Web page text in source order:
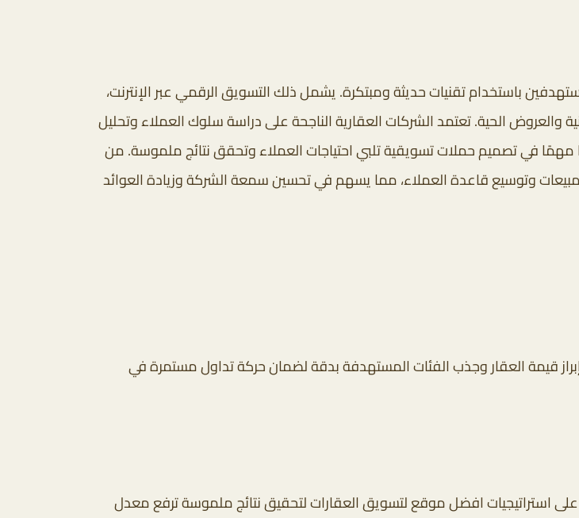
باستخدام تقنيات حديثة ومبتكرة. يشمل ذلك التسويق الرقمي عبر الإنترنت،
والعروض الحية. تعتمد الشركات العقارية الناجحة على دراسة سلوك العملاء وتحليل
مهمًا في تصميم حملات تسويقية تلبي احتياجات العملاء وتحقق نتائج ملموسة. من
وتوسيع قاعدة العملاء، مما يسهم في تحسين سمعة الشركة وزيادة العوائد
قيمة العقار وجذب الفئات المستهدفة بدقة لضمان حركة تداول مستمرة في
على استراتيجيات افضل موقع لتسويق العقارات لتحقيق نتائج ملموسة ترفع معدل